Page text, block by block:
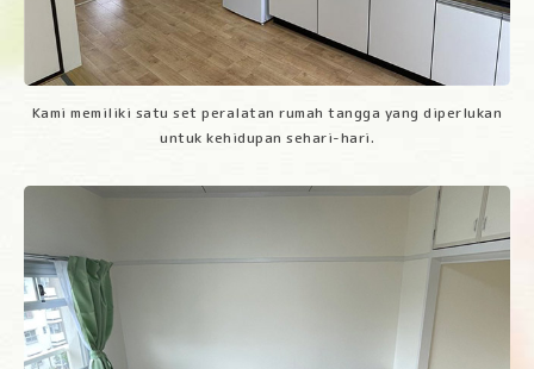
Kami memiliki satu set peralatan rumah tangga yang diperlukan
untuk kehidupan sehari-hari.